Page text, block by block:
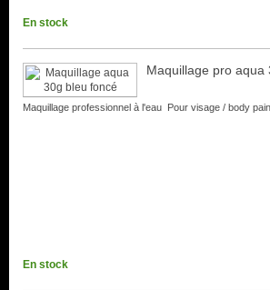
En stock
Maquillage pro aqua
Maquillage professionnel à l'eau Pour visage / body
En stock